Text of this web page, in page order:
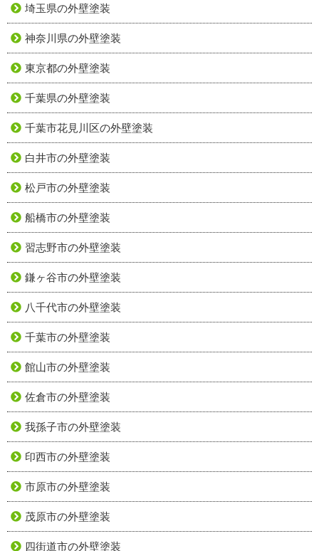
埼玉県の外壁塗装
神奈川県の外壁塗装
東京都の外壁塗装
千葉県の外壁塗装
千葉市花見川区の外壁塗装
白井市の外壁塗装
松戸市の外壁塗装
船橋市の外壁塗装
習志野市の外壁塗装
鎌ヶ谷市の外壁塗装
八千代市の外壁塗装
千葉市の外壁塗装
館山市の外壁塗装
佐倉市の外壁塗装
我孫子市の外壁塗装
印西市の外壁塗装
市原市の外壁塗装
茂原市の外壁塗装
四街道市の外壁塗装